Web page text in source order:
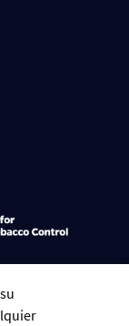
Tiếng Việt